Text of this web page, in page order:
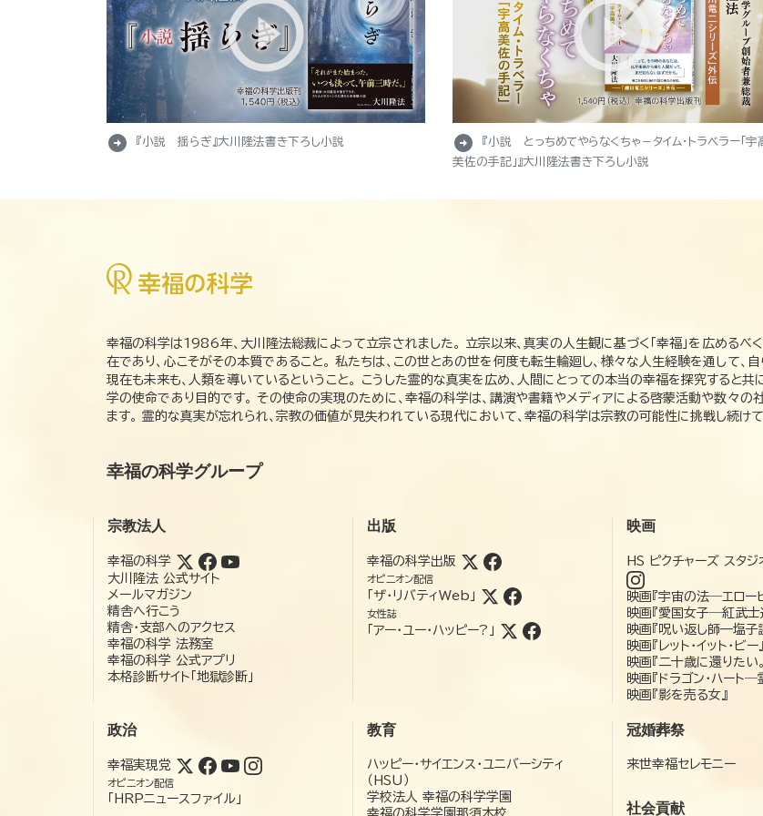
arrow_circle_right 『小説 揺らぎ』大川隆法書き下ろし小説 arrow_circle_right
『小説 とっちめてやらなくちゃ－タイム・トラベラー「宇
美佐の手記」』大川隆法書き下ろし小説
幸福の科学は1986年、大川隆法総裁によって立宗されました。 立宗以来、真実の人生観に基づく「幸福」を広めるべ
在であり、心こそがその本質であること。 私たちは、この世とあの世を何度も転生輪廻し、様々な人生経験を通して、
現在も未来も、人類を導いているということ。 こうした霊的な真実を広め、人間にとっての本当の幸福を探究すると
学の使命であり目的です。 その使命の実現のために、幸福の科学は、講演や書籍やメディアによる啓蒙活動や数々の
ます。 霊的な真実が忘れられ、宗教の価値が見失われている現代において、幸福の科学は宗教の可能性に挑戦し続けて
幸福の科学グループ
宗教法人
幸福の科学
大川隆法 公式サイト
メールマガジン
精舎へ行こう
精舎・支部へのアクセス
幸福の科学 法務室
幸福の科学 公式アプリ
本格診断サイト「地獄診断」
出版
幸福の科学出版
オピニオン配信
「ザ・リバティWeb」
女性誌
「アー・ユー・ハッピー?」
映画
HS ピクチャーズ スタジ
映画『宇宙の法―エロー
映画『愛国女子―紅武士
映画『呪い返し師—塩子
映画『レット・イット・ビー
映画『二十歳に還りたい。
映画『ドラゴン・ハート
映画『影を売る女』
政治
幸福実現党
オピニオン配信
「HRPニュースファイル」
教育
ハッピー・サイエンス・ユニバーシティ
（HSU）
学校法人 幸福の科学学園
幸福の科学学園那須本校
冠婚葬祭
来世幸福セレモニー
社会貢献